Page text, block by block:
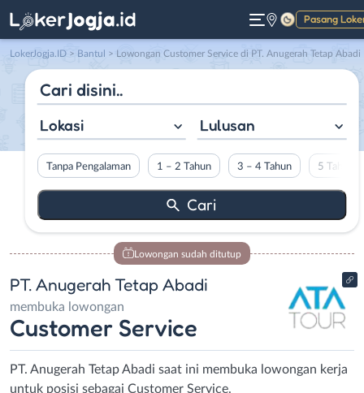
Pasang
Gelap
LokerJogja.ID > Bantul > Lowongan Customer Service di PT. Anugerah Tetap Abadi
Lokasi Lulusan
Tanpa Pengalaman 1 – 2 Tahun 3 – 4 Tahun 5 Tahun
Lowongan sudah ditutup
PT. Anugerah Tetap Abadi
membuka lowongan
Customer Service
PT. Anugerah Tetap Abadi saat ini membuka lowongan kerja
untuk posisi sebagai Customer Service.